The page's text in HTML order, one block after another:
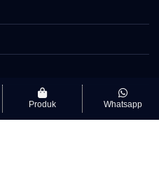
Produk Whatsapp